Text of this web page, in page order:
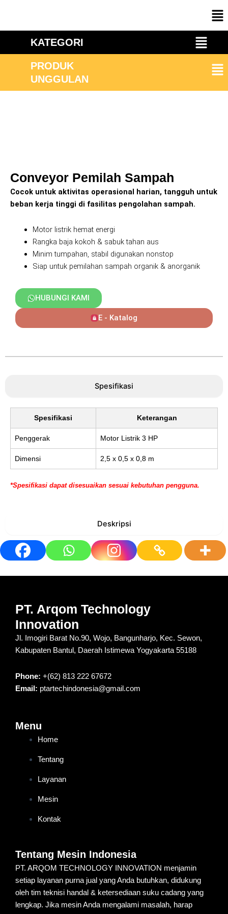
content
KATEGORI Menu
PRODUK
UNGGULAN
Conveyor Pemilah Sampah
Cocok untuk aktivitas operasional harian, tangguh untuk
beban kerja tinggi di fasilitas pengolahan sampah.
Motor listrik hemat energi
Rangka baja kokoh & sabuk tahan aus
Minim tumpahan, stabil digunakan nonstop
Siap untuk pemilahan sampah organik & anorganik
HUBUNGI KAMI
E - Katalog
Spesifikasi
Deskripsi
Spesifikasi Keterangan
Penggerak Motor Listrik 3 HP
Dimensi 2,5 x 0,5 x 0,8 m
*Spesifikasi dapat disesuaikan sesuai kebutuhan pengguna.
PT. Arqom Technology
Innovation
Jl. Imogiri Barat No.90, Wojo, Bangunharjo, Kec. Sewon,
Kabupaten Bantul, Daerah Istimewa Yogyakarta 55188
Phone: +(62) 813 222 67672
Email: ptartechindonesia@gmail.com
Menu
Home
Tentang
Layanan
Mesin
Kontak
Tentang Mesin Indonesia
PT. ARQOM TECHNOLOGY INNOVATION menjamin
setiap layanan purna jual yang Anda butuhkan, didukung
oleh tim teknisi handal & ketersediaan suku cadang yang
lengkap. Jika mesin Anda mengalami masalah, harap